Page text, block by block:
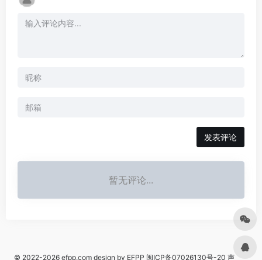
发表评论
暂无评论...
© 2022-2026 efpp.com design by EFPP 闽ICP备07026130号-20 声